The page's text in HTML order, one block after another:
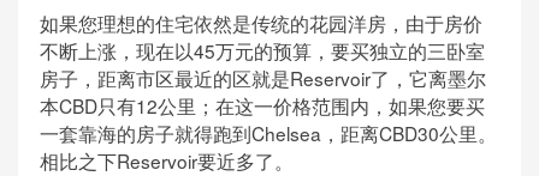
如果您理想的住宅依然是传统的花园洋房，由于房价
不断上涨，现在以45万元的预算，要买独立的三卧室
房子，距离市区最近的区就是Reservoir了，它离墨尔
本CBD只有12公里；在这一价格范围内，如果您要买
一套靠海的房子就得跑到Chelsea，距离CBD30公里。
相比之下Reservoir要近多了。